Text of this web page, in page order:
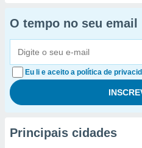
O tempo no seu email
Eu li e aceito a política de
Principais cidades